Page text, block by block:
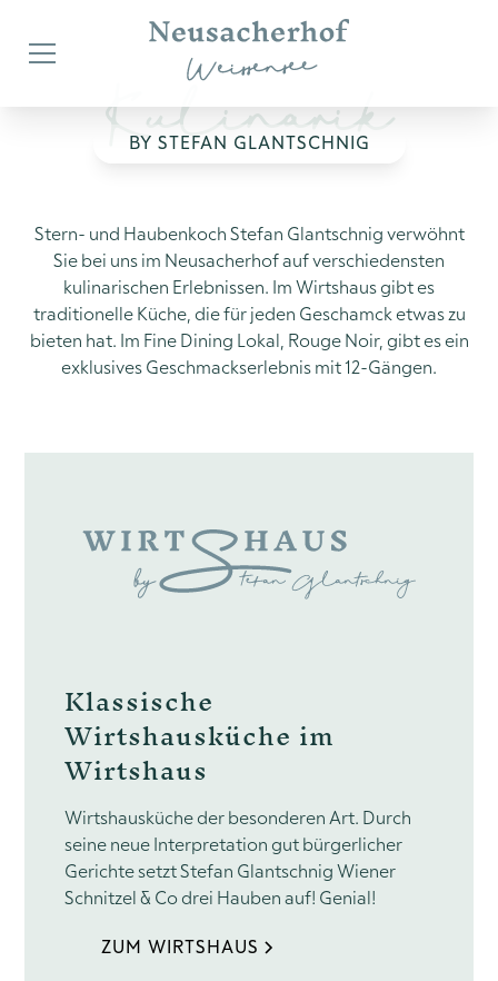
Kulinarik
BY STEFAN GLANTSCHNIG
Stern- und Haubenkoch Stefan Glantschnig verwöhnt
Sie bei uns im Neusacherhof auf verschiedensten
kulinarischen Erlebnissen. Im Wirtshaus gibt es
traditionelle Küche, die für jeden Geschamck etwas zu
bieten hat. Im Fine Dining Lokal, Rouge Noir, gibt es ein
exklusives Geschmackserlebnis mit 12-Gängen.
Klassische
Wirtshausküche im
Wirtshaus
Wirtshausküche der besonderen Art. Durch
seine neue Interpretation gut bürgerlicher
Gerichte setzt Stefan Glantschnig Wiener
Schnitzel & Co drei Hauben auf! Genial!
ZUM WIRTSHAUS